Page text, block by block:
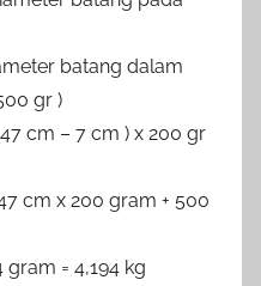
batang dalam
gr )
cm – 7 cm ) x 200 gr
gram + 500
= 4,194 kg